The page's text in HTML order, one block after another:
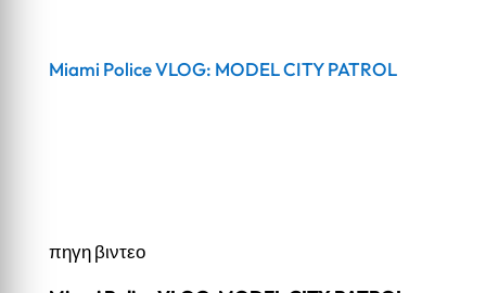
Miami Police VLOG: MODEL CITY PATROL
πηγη βιντεο